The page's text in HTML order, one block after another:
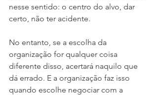
nesse sentido: o centro do alvo, dar
certo, não ter acidente.
No entanto, se a escolha da
organização for qualquer coisa
diferente disso, acertará naquilo que
dá errado. E a organização faz isso
quando escolhe negociar com a